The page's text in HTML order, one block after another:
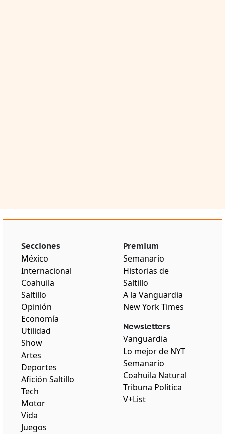
Secciones
México
Internacional
Coahuila
Saltillo
Opinión
Economía
Utilidad
Show
Artes
Deportes
Afición Saltillo
Tech
Motor
Vida
Juegos
Premium
Semanario
Historias de
Saltillo
A la Vanguardia
New York Times
Newsletters
Vanguardia
Lo mejor de NYT
Semanario
Coahuila Natural
Tribuna Política
V+List